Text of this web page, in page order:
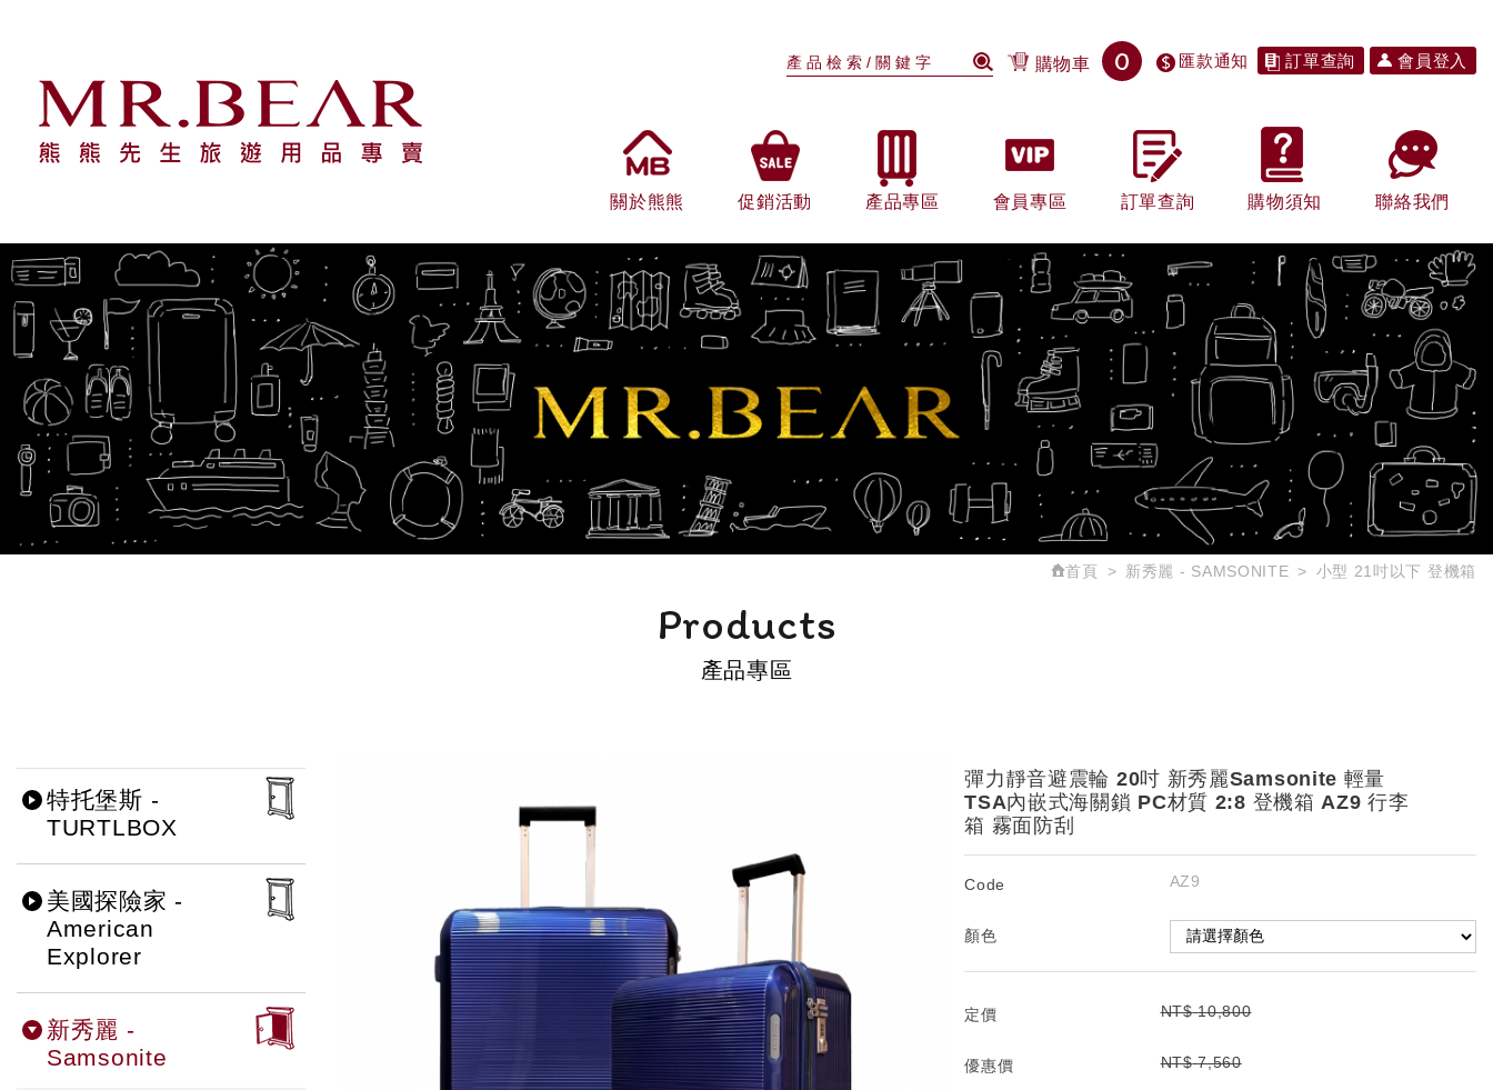
匯款通知 訂單查詢 會員登入
購物車 0
關於熊熊 促銷活動 產品專區 會員專區 訂單查詢 購物須知 聯絡我們
首頁 新秀麗 - SAMSONITE 小型 21吋以下 登機箱
Products
產品專區
特托堡斯 -
TURTLBOX
美國探險家 -
American
Explorer
新秀麗 -
Samsonite
彈力靜音避震輪 20吋 新秀麗Samsonite 輕量
TSA內嵌式海關鎖 PC材質 2:8 登機箱 AZ9 行李
箱 霧面防刮
Code AZ9
顏色
定價 NT$ 10,800
優惠價 NT$ 7,560